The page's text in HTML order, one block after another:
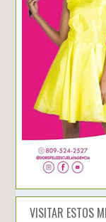
VISITAR ESTOS